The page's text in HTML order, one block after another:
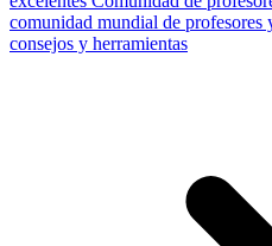
comunidad mundial de profesores
consejos y herramientas